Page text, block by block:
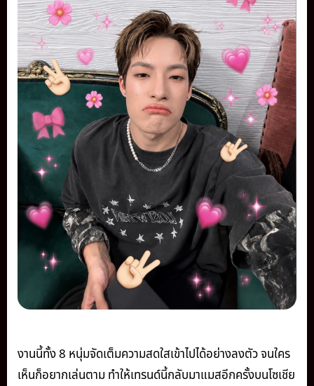
งานนี้ทั้ง 8 หนุ่มจัดเต็มความสดใสเข้าไปได้อย่างลงตัว จนใคร
เห็นก็อยากเล่นตาม ทำให้เทรนด์นี้กลับมาแมสอีกครั้งบนโซเชีย